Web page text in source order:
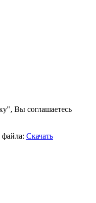
Вы соглашаетесь
Скачать